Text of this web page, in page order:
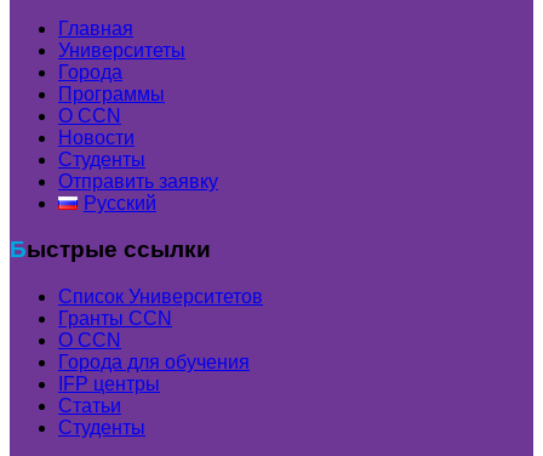
Главная
Университеты
Города
Программы
О CCN
Новости
Студенты
Отправить заявку
Русский
Быстрые ссылки
Список Университетов
Гранты ССN
О ССN
Города для обучения
IFP центры
Статьи
Студенты